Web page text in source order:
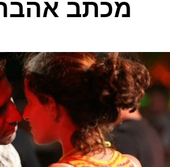
מכתב אהבה